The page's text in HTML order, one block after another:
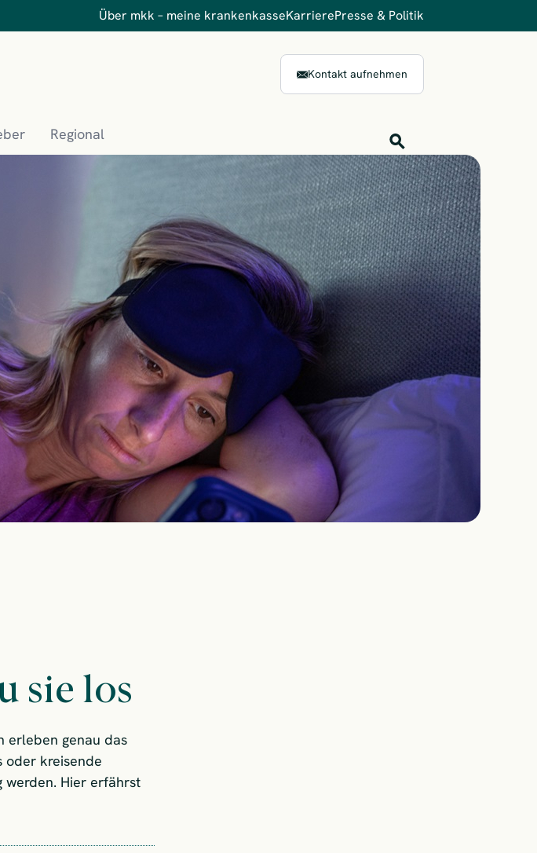
Über mkk – meine krankenkasseKarrierePresse & Politik
Kontakt aufnehmen
Finden
Regional
sie los
erleben genau das
oder kreisende
werden. Hier erfährst